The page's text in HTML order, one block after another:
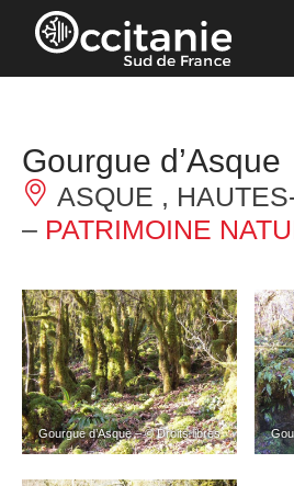
Panneau de gestion des cookies
Gourgue d’Asque
ASQUE ,
– PATRIMOINE
Gourgue d’Asque – © Droits libres